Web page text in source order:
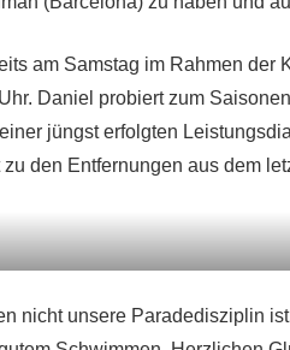
am Samstag im Rahmen
Daniel probiert zum
jüngst erfolgten
den Entfernungen aus dem
nicht unsere Paradedisziplin